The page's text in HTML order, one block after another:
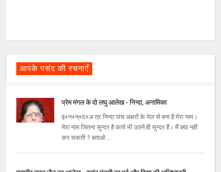
आपके पसंद की रचनाएँ
प्रेम मंगल के दो लघु आलेख - निन्दा, अनामिका
इ+न+न्‌+द+अ त्र निन्‍दा पांच अक्षरों के मेल से बना है मेरा नाम।
मेरा नाम जितना सुन्‍दर है कार्य भी उतने ही सुन्‍दर हैं। मैं क्‍या नहीं
कर सकती ? बताओ...